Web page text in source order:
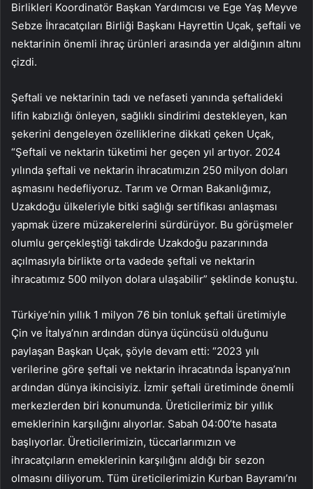
Birlikleri Koordinatör Başkan Yardımcısı ve Ege Yaş Meyve
Sebze İhracatçıları Birliği Başkanı Hayrettin Uçak, şeftali ve
nektarinin önemli ihraç ürünleri arasında yer aldığının altını
çizdi.
Şeftali ve nektarinin tadı ve nefaseti yanında şeftalideki
lifin kabızlığı önleyen, sağlıklı sindirimi destekleyen, kan
şekerini dengeleyen özelliklerine dikkati çeken Uçak,
“Şeftali ve nektarin tüketimi her geçen yıl artıyor. 2024
yılında şeftali ve nektarin ihracatımızın 250 milyon doları
aşmasını hedefliyoruz. Tarım ve Orman Bakanlığımız,
Uzakdoğu ülkeleriyle bitki sağlığı sertifikası anlaşması
yapmak üzere müzakerelerini sürdürüyor. Bu görüşmeler
olumlu gerçekleştiği takdirde Uzakdoğu pazarınında
açılmasıyla birlikte orta vadede şeftali ve nektarin
ihracatımız 500 milyon dolara ulaşabilir” şeklinde konuştu.
Türkiye’nin yıllık 1 milyon 76 bin tonluk şeftali üretimiyle
Çin ve İtalya’nın ardından dünya üçüncüsü olduğunu
paylaşan Başkan Uçak, şöyle devam etti: “2023 yılı
verilerine göre şeftali ve nektarin ihracatında İspanya’nın
ardından dünya ikincisiyiz. İzmir şeftali üretiminde önemli
merkezlerden biri konumunda. Üreticilerimiz bir yıllık
emeklerinin karşılığını alıyorlar. Sabah 04:00’te hasata
başlıyorlar. Üreticilerimizin, tüccarlarımızın ve
ihracatçıların emeklerinin karşılığını aldığı bir sezon
olmasını diliyorum. Tüm üreticilerimizin Kurban Bayramı’nı